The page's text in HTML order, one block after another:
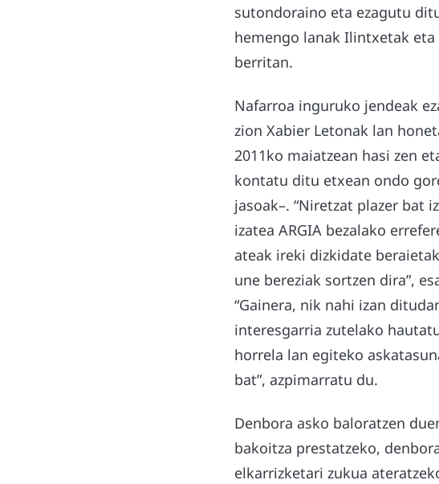
sutondoraino eta ezagutu
hemengo lanak Ilintxetak
berritan.
Nafarroa inguruko jendeak
zion Xabier Letonak lan
2011ko maiatzean hasi zen
kontatu ditu etxean ondo
jasoak–. “Niretzat plazer bat
izatea ARGIA bezalako
ateak ireki dizkidate
une bereziak sortzen dira”,
“Gainera, nik nahi izan
interesgarria zutelako
horrela lan egiteko
bat”, azpimarratu du.
Denbora asko baloratzen
bakoitza prestatzeko,
elkarrizketari zukua